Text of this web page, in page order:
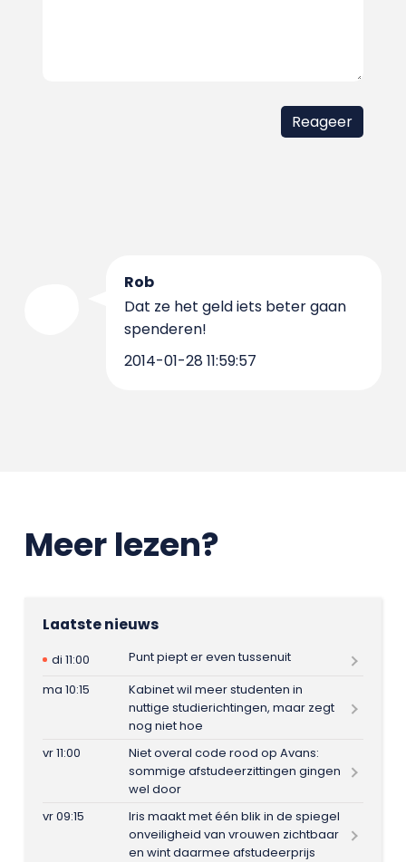
Rob
Dat ze het geld iets beter gaan
spenderen!
2014-01-28 11:59:57
Meer lezen?
Laatste nieuws
di 11:00
Punt piept er even tussenuit
ma 10:15
Kabinet wil meer studenten in
nuttige studierichtingen, maar zegt
nog niet hoe
vr 11:00
Niet overal code rood op Avans:
sommige afstudeerzittingen gingen
wel door
vr 09:15
Iris maakt met één blik in de spiegel
onveiligheid van vrouwen zichtbaar
en wint daarmee afstudeerprijs